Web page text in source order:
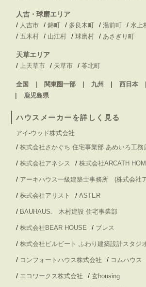
人吉・球磨エリア
/ 人吉市 / 錦町 / 多良木町 / 湯前町 / 水上
/ 五木村 / 山江村 / 球磨村 / あさぎり町
天草エリア
/
上天草市 / 天草市 / 苓北町
全国 関東圏一部 九州 西日本
鹿児島県
ハウスメーカーを詳しく見る
アイ-ウッド株式会社
/ 株式会社さかぐち 住宅事業部 あめいろ工務
/ 株式会社アネシス / 株式会社ARCATH
/ アーキハウス一級建築士事務所 (株式会社
/ 株式会社アリスト / ASTER
/ BAUHAUS. 木村建設 住宅事業部
/ 株式会社BEAR HOUSE / ブレス
/ 株式会社ビルビート ふわり建築設計スタジ
/ コンフォートハウス株式会社 / コムハウス
/ エコワークス株式会社 / 玄housing